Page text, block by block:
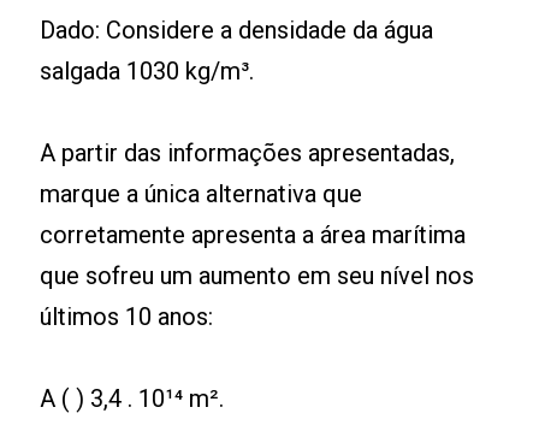
Dado: Considere a densidade da água
salgada 1030 kg/m³.
A partir das informações apresentadas,
marque a única alternativa que
corretamente apresenta a área marítima
que sofreu um aumento em seu nível nos
últimos 10 anos:
A ( ) 3,4 . 10¹⁴ m².